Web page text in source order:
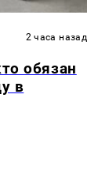
2 часа назад
обязан
в